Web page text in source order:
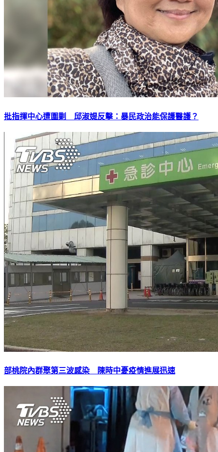
批指揮中心遭圍剿 邱淑媞反擊：暴民政治能保護醫護？
部桃院內群聚第三波感染 陳時中憂疫情進展迅速